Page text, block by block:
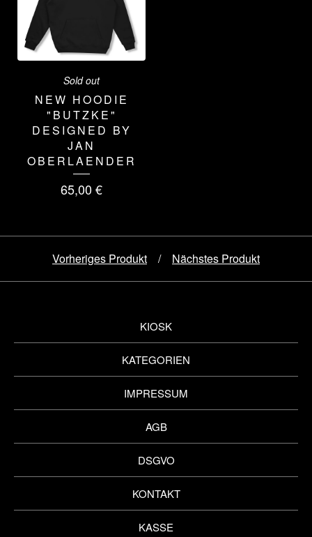
Sold out
NEW HOODIE
"BUTZKE"
DESIGNED BY
JAN
OBERLAENDER
65,00€
Vorheriges Produkt Nächstes Produkt
KIOSK
KATEGORIEN
IMPRESSUM
AGB
DSGVO
KONTAKT
KASSE